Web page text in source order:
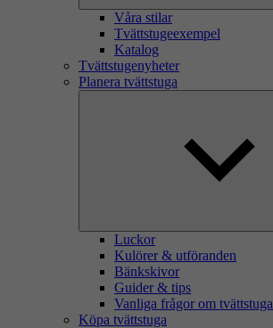
Våra stilar
Tvättstugeexempel
Katalog
Tvättstugenyheter
Planera tvättstuga
Luckor
Kulörer & utföranden
Bänkskivor
Guider & tips
Vanliga frågor om tvättstuga
Köpa tvättstuga